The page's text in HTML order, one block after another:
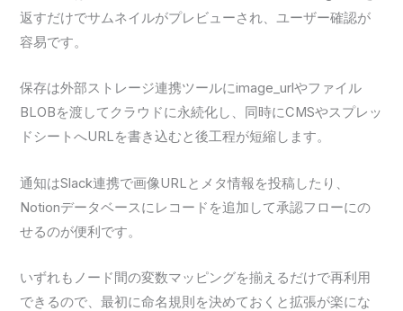
返すだけでサムネイルがプレビューされ、ユーザー確認が
容易です。
保存は外部ストレージ連携ツールにimage_urlやファイル
BLOBを渡してクラウドに永続化し、同時にCMSやスプレッ
ドシートへURLを書き込むと後工程が短縮します。
通知はSlack連携で画像URLとメタ情報を投稿したり、
Notionデータベースにレコードを追加して承認フローにの
せるのが便利です。
いずれもノード間の変数マッピングを揃えるだけで再利用
できるので、最初に命名規則を決めておくと拡張が楽にな